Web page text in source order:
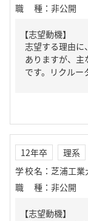
職種 ： 非公開
【志望動機】
志望する理由に
ありますが、主
です。リクルー
12年卒 理系
学校名 ： 芝浦工業
職種 ： 非公開
【志望動機】